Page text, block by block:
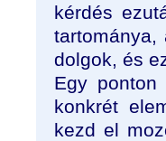
kérdés
tartománya,
dolgok, és
Egy
konkrét
kezd el